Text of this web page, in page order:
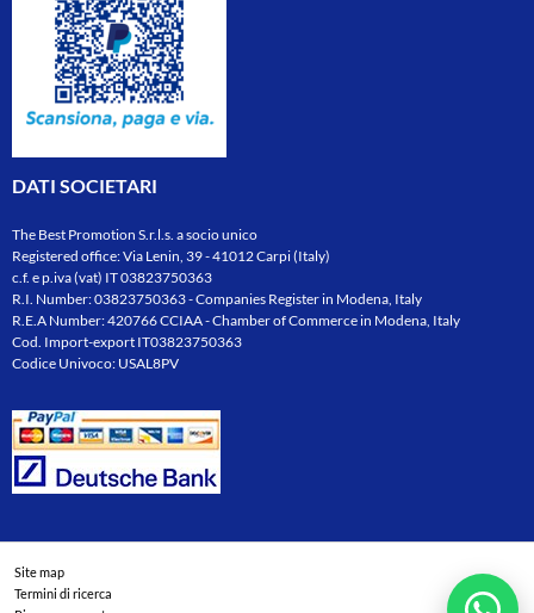
DATI SOCIETARI
The Best Promotion S.r.l.s. a socio unico
Registered office: Via Lenin, 39 - 41012 Carpi (Italy)
c.f. e p.iva (vat) IT 03823750363
R.I. Number: 03823750363 - Companies Register in Modena, Italy
R.E.A Number: 420766 CCIAA - Chamber of Commerce in Modena, Italy
Cod. Import-export IT03823750363
Codice Univoco: USAL8PV
Site map
Termini di ricerca